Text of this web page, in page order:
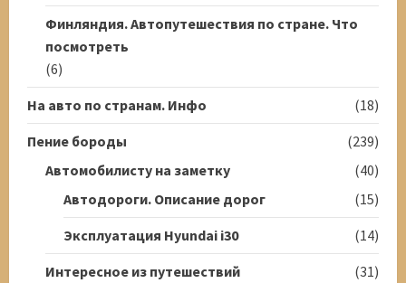
Финляндия. Автопутешествия по стране. Что
посмотреть
(6)
На авто по странам. Инфо
(18)
Пение бороды
(239)
Автомобилисту на заметку
(40)
Автодороги. Описание дорог
(15)
Эксплуатация Hyundai i30
(14)
Интересное из путешествий
(31)